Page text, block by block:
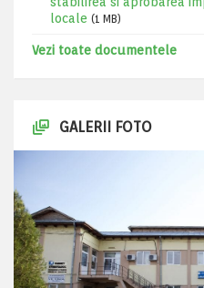
locale (1 MB)
Vezi toate documentele
GALERII FOTO